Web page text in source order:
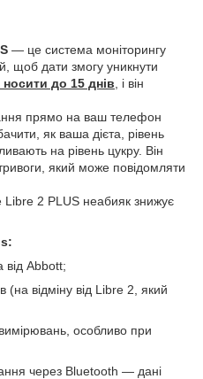
— це система моніторингу
щоб дати змогу уникнути
до 15 днів , і він
прямо на ваш телефон
як ваша дієта, рівень
на рівень цукру. Він
який може повідомляти
2 PLUS неабияк знижує
від Abbott;
відміну від Libre 2, який
особливо при
через Bluetooth — дані